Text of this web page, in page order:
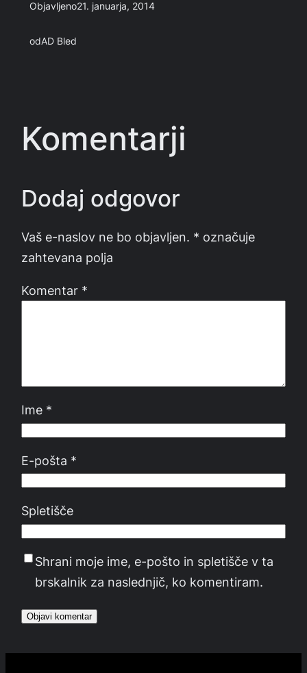
Objavljeno21. januarja, 2014
odAD Bled
Komentarji
Dodaj odgovor
Vaš e-naslov ne bo objavljen. * označuje
zahtevana polja
Komentar *
Ime *
E-pošta *
Spletišče
Shrani moje ime, e-pošto in spletišče v ta
brskalnik za naslednjič, ko komentiram.